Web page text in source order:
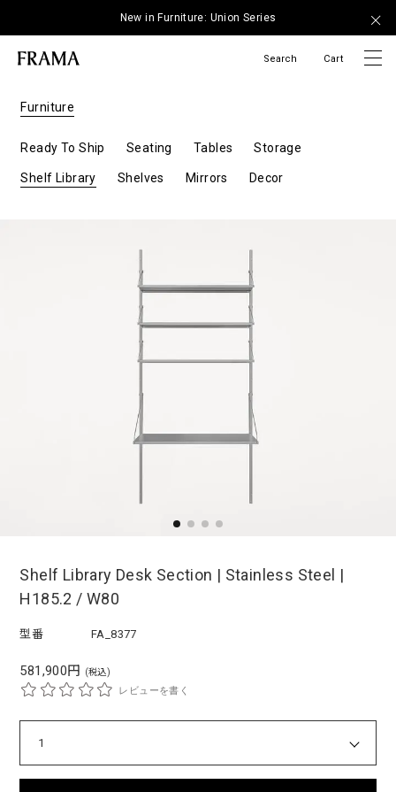
New in Furniture: Union Series
Search Cart
Furniture
Ready To Ship Seating Tables Storage
Shelf Library Shelves Mirrors Decor
Shelf Library Desk Section | Stainless Steel |
H185.2 / W80
型番 FA_8377
581,900円 (税込)
レビューを書く
1